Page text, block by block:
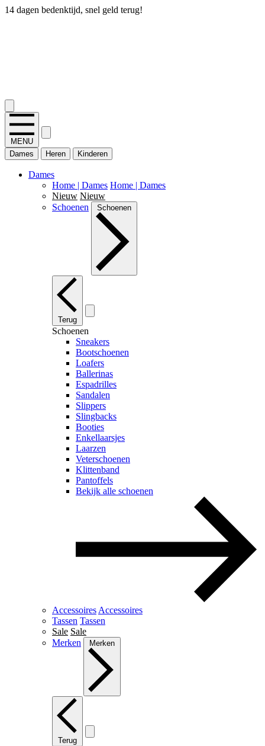
14 dagen bedenktijd, snel geld terug!
MENU
Dames
Heren Kinderen
Dames
Home | Dames Home | Dames
Nieuw Nieuw
Schoenen
Schoenen
Terug
Schoenen
Sneakers
Bootschoenen
Loafers
Ballerinas
Espadrilles
Sandalen
Slippers
Slingbacks
Booties
Enkellaarsjes
Laarzen
Veterschoenen
Klittenband
Pantoffels
Bekijk alle schoenen
Accessoires Accessoires
Tassen Tassen
Sale Sale
Merken
Merken
Terug